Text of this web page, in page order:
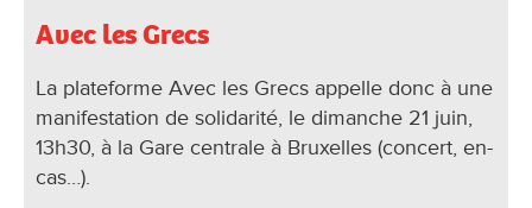
Avec les Grecs
La plateforme Avec les Grecs appelle donc à une
manifestation de solidarité, le dimanche 21 juin,
13h30, à la Gare centrale à Bruxelles (concert, en-
cas…).